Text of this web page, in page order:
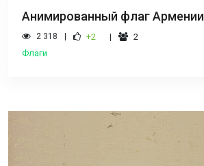
Анимированный флаг Армении
2 318 +2
2
Флаги